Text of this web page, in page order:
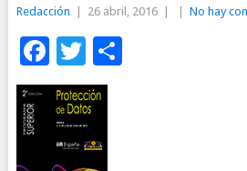
Redacción 26 abril, 2016 No hay
Facebook
Twitter
Compartir